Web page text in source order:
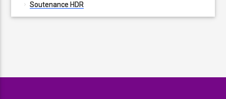
Soutenance HDR